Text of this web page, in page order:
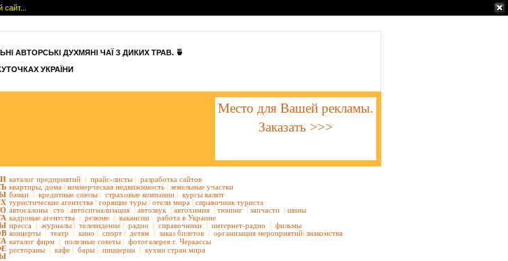
АВТОРСЬКІ ДУХМЯНІ ЧАЇ З ДИКИХ ТРАВ. 🍵
УКРАЇНИ
Место для Вашей рекламы.
Заказать >>>
каталог предприятий | прайс-листы | разработка сайтов
квартиры, дома | коммерческая недвижимость | земельные участки
банки | кредитные союзы | страховые компании | курсы валют
туристические агентства | горящие туры | отели мира | справочник туриста
автосалоны | сто | автосигнализация | автозвук | автохимия | тюнинг | запчасти | шины
кадровые агентства | резюме | вакансии | работа в Украине
пресса | журналы | телевидение | радио | справочники | интернет-радио | фильмы
концерты | театр | кино | спорт | детям | заказ билетов | организация мероприятий| знакомства
каталог фирм | полезные советы | фотогалерея г. Черкассы
рестораны | кафе | бары | пиццерии | кухни стран мира